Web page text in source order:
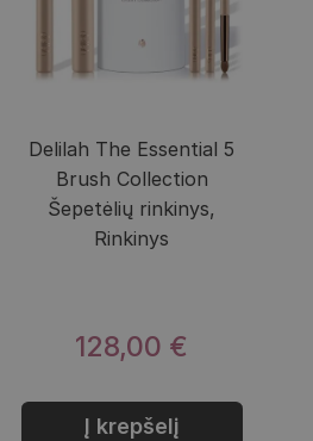
Delilah The Essential 5
Brush Collection
Šepetėlių rinkinys,
Rinkinys
128,00 €
Į krepšelį